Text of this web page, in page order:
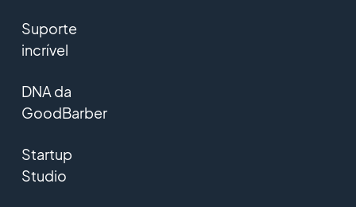
Suporte
incrível
DNA da
GoodBarber
Startup
Studio